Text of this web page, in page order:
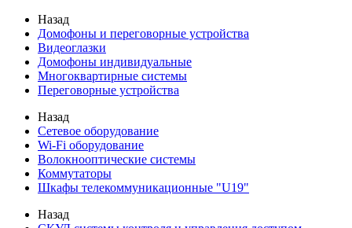
Назад
Домофоны и переговорные устройства
Видеоглазки
Домофоны индивидуальные
Многоквартирные системы
Переговорные устройства
Назад
Сетевое оборудование
Wi-Fi оборудование
Волокнооптические системы
Коммутаторы
Шкафы телекоммуникационные "U19"
Назад